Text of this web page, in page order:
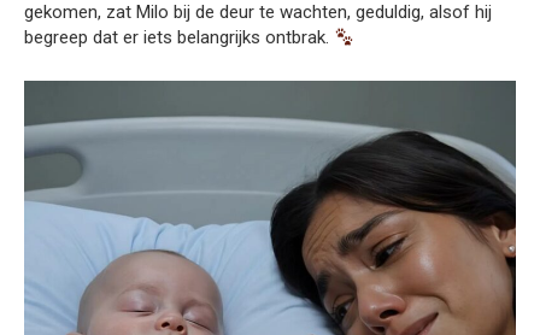
gekomen, zat Milo bij de deur te wachten, geduldig, alsof hij
begreep dat er iets belangrijks ontbrak.